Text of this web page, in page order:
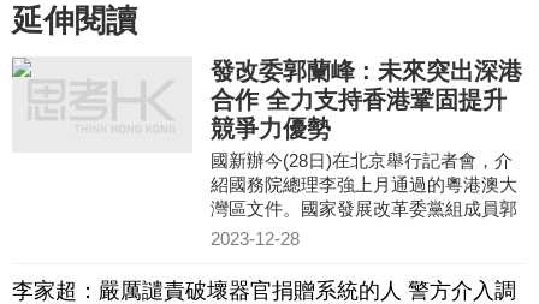
延伸閱讀
發改委郭蘭峰 : 未來突出深港
合作 全力支持香港鞏固提升
競爭力優勢
國新辦今(28日)在北京舉行記者會，介
紹國務院總理李強上月通過的粵港澳大
灣區文件。國家發展改革委黨組成員郭
蘭峰表示，今次通過的文件與之前出台
2023-12-28
李家超：嚴厲譴責破壞器官捐贈系統的人 警方介入調